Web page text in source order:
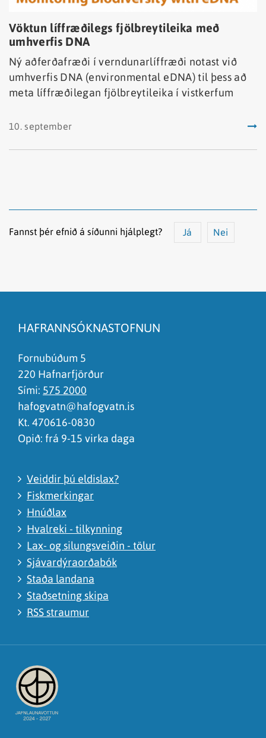
Vöktun líffræðilegs fjölbreytileika með
umhverfis DNA
Ný aðferðafræði í verndunarlíffræði notast við
umhverfis DNA (environmental eDNA) til þess að
meta líffræðilegan fjölbreytileika í vistkerfum
10. september
Fannst þér efnið á síðunni hjálplegt? Já Nei
Það er of mikið efni á síðunni
Ég skil ekki efnið, finnst það of flókið
HAFRANNSÓKNASTOFNUN
Fornubúðum 5
220 Hafnarfjörður
Sími: 575 2000
hafogvatn@hafogvatn.is
Kt. 470616-0830
Opið: frá 9-15 virka daga
Veiddir þú eldislax?
Fiskmerkingar
Hnúðlax
Hvalreki - tilkynning
Lax- og silungsveiðin - tölur
Sjávardýraorðabók
Staða landana
Staðsetning skipa
RSS straumur